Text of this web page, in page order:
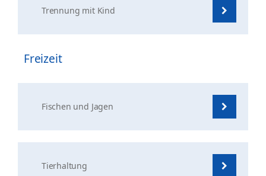
Trennung mit Kind
Freizeit
Fischen und Jagen
Tierhaltung